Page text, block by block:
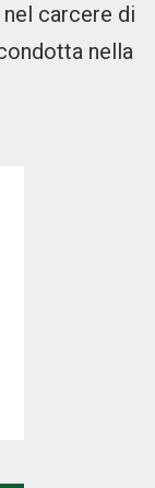
carcere di
nella